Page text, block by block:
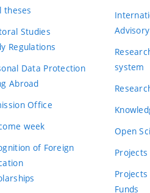
theses
Studies
Regulations
Data Protection
Abroad
Office
week
of Foreign
system
Open
Projects
Funds